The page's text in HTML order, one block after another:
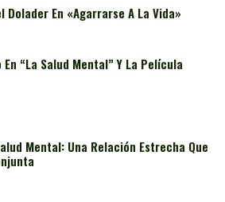
Dolader En «Agarrarse A La Vida»
“La Salud Mental” Y La Película
Mental: Una Relación Estrecha Que